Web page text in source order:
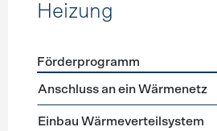
Heizung
Förderprogramme Heizung
Förderprogramm
Anschluss an ein Wärmenetz
Einbau Wärmeverteilsystem